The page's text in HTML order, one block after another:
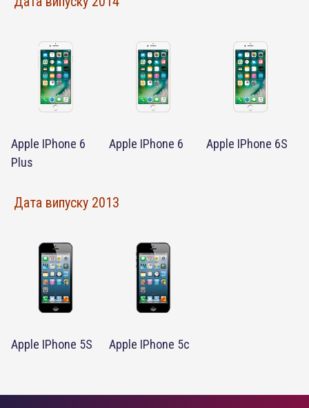
Apple IPhone 6
Plus
Apple IPhone 6 Apple IPhone 6S
Дата випуску 2013
Apple IPhone 5S Apple IPhone 5c